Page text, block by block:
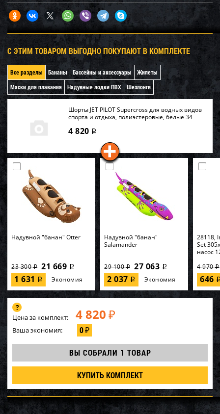
С ЭТИМ ТОВАРОМ ВЫГОДНО ПОКУПАЮТ В КОМПЛЕКТЕ
Все разделы Бананы Бассейны и аксессуары
Жилеты
Маски для плавания
Надувные лодки ПВХ Шезлонги
Шорты JET PILOT Supercross для водных видов
спорта и отдыха, полиэстеровые, белые 34
4 820 i
Надувной "банан" Otter
23 300i 21 669 i
1 631 i Экономия
Надувной "банан"
Salamander
29 100i 27 063 i
2 037 i Экономия
28118,
Set
насос
4 970i
646
Цена за комплект: 4 820 ₽
Ваша экономия: 0₽
ВЫ СОБРАЛИ 1 ТОВАР
КУПИТЬ КОМПЛЕКТ